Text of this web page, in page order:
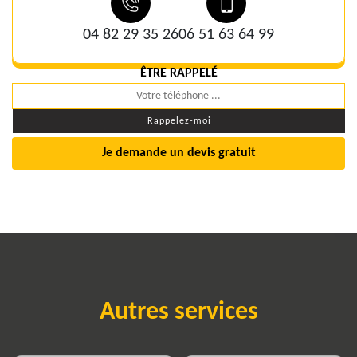
04 82 29 35 2606 51 63 64 99
ÊTRE RAPPELÉ
Je demande un devis gratuit
Autres services